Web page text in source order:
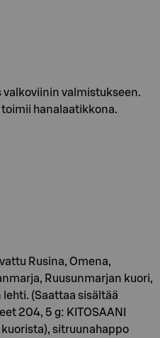
valkoviinin valmistukseen.
hanalaatikkona.
Rusina, Omena,
Ruusunmarjan kuori,
(Saattaa sisältää
204, 5 g: KITOSAANI
sitruunahappo